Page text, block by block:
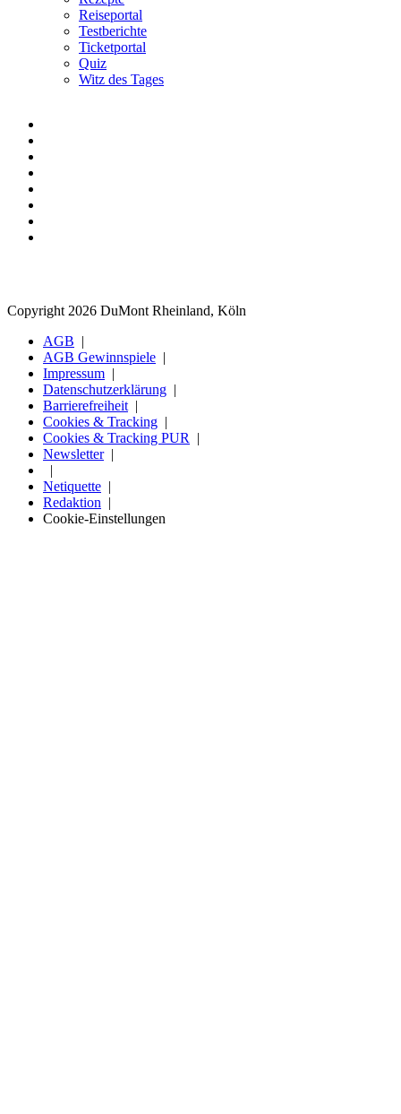
Reiseportal
Testberichte
Ticketportal
Quiz
Witz des Tages
Copyright 2026 DuMont Rheinland, Köln
AGB
AGB Gewinnspiele
Impressum
Datenschutzerklärung
Barrierefreiheit
Cookies & Tracking
Cookies & Tracking PUR
Newsletter
Netiquette
Redaktion
Cookie-Einstellungen